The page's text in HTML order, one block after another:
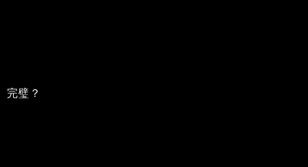
完璧？